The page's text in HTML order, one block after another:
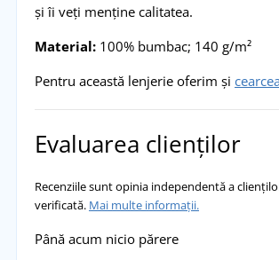
și îi veți menține calitatea.
Material:100% bumbac; 140 g/m²
Pentru această lenjerie oferim și
Evaluarea clienților
Recenziile sunt opinia independentă a
verificată. Mai multe informații.
Până acum nicio părere